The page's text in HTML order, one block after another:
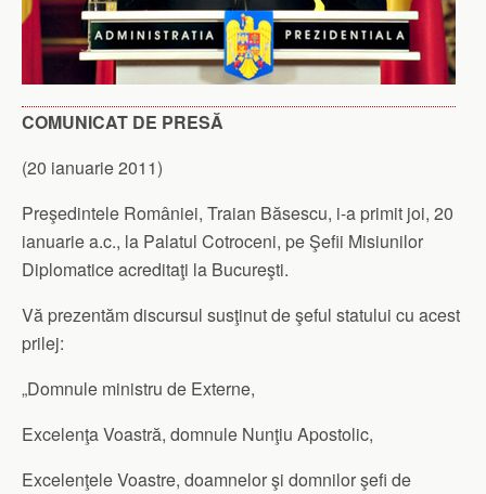
COMUNICAT DE PRESĂ
(20 ianuarie 2011)
Preşedintele României, Traian Băsescu, i-a primit joi, 20
ianuarie a.c., la Palatul Cotroceni, pe Şefii Misiunilor
Diplomatice acreditaţi la Bucureşti.
Vă prezentăm discursul susţinut de şeful statului cu acest
prilej:
„Domnule ministru de Externe,
Excelenţa Voastră, domnule Nunţiu Apostolic,
Excelenţele Voastre, doamnelor şi domnilor şefi de